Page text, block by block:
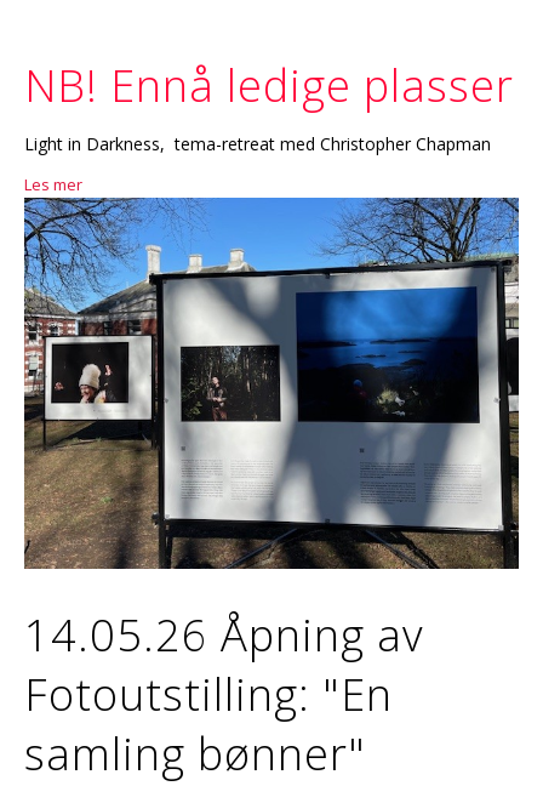
NB! Ennå ledige plasser
Light in Darkness, tema-retreat med Christopher Chapman
Les mer
14.05.26 Åpning av
Fotoutstilling: "En
samling bønner"